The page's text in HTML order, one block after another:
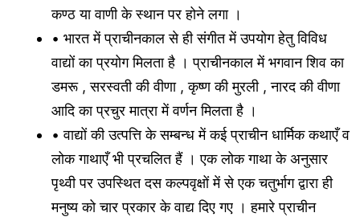
कण्ठ या वाणी के स्थान पर होने लगा ।
• भारत में प्राचीनकाल से ही संगीत में उपयोग हेतु विविध
वाद्यों का प्रयोग मिलता है । प्राचीनकाल में भगवान शिव का
डमरू , सरस्वती की वीणा , कृष्ण की मुरली , नारद की वीणा
आदि का प्रचुर मात्रा में वर्णन मिलता है ।
• वाद्यों की उत्पत्ति के सम्बन्ध में कई प्राचीन धार्मिक कथाएँ व
लोक गाथाएँ भी प्रचलित हैं । एक लोक गाथा के अनुसार
पृथ्वी पर उपस्थित दस कल्पवृक्षों में से एक चतुर्भाग द्वारा ही
मनुष्य को चार प्रकार के वाद्य दिए गए । हमारे प्राचीन